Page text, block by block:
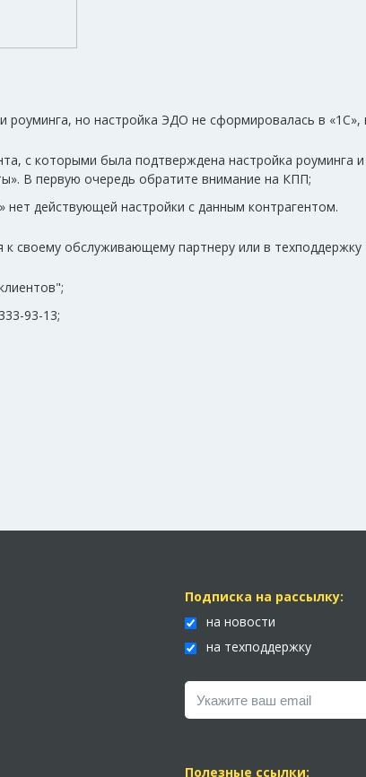
роуминга, но настройка ЭДО не сформировалась в
с которыми была подтверждена настройка роуминга
В первую очередь обратите внимание на КПП;
действующей настройки с данным контрагентом.
своему обслуживающему партнеру или в
93-13;
Подписка на рассылку:
на новости
на техподдержку
Полезные ссылки: